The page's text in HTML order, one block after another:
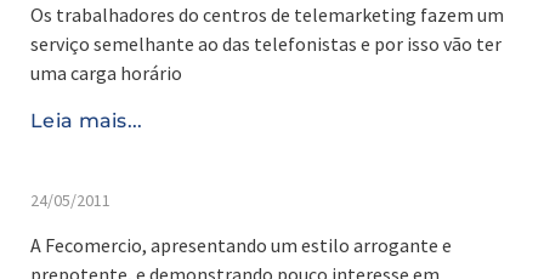
Os trabalhadores do centros de telemarketing fazem um
serviço semelhante ao das telefonistas e por isso vão ter
uma carga horário
Leia mais...
24/05/2011
A Fecomercio, apresentando um estilo arrogante e